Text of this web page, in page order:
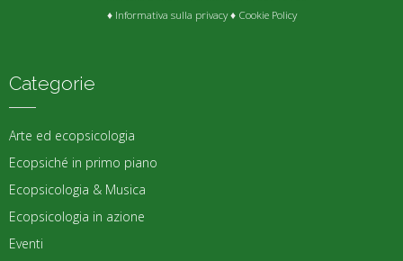
♦ Informativa sulla privacy♦ Cookie Policy
Categorie
Arte ed ecopsicologia
Ecopsiché in primo piano
Ecopsicologia & Musica
Ecopsicologia in azione
Eventi